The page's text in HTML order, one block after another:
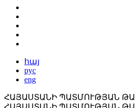
հայ
рус
eng
ՀԱՅԱՍՏԱՆԻ ՊԱՏՄՈՒԹՅԱՆ